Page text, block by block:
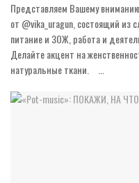
Представляем Вашему
от @vika_uragun, состоящий из
питание и ЗОЖ, работа и
Делайте акцент на
натуральные ткани. ⠀...